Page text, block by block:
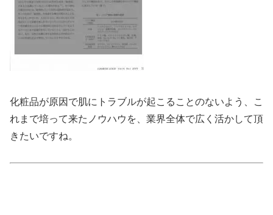
化粧品が原因で肌にトラブルが起こることのないよう、こ
れまで培って来たノウハウを、業界全体で広く活かして頂
きたいですね。